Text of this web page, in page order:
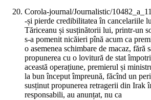
Corola-journal/Journalistic/
-și pierde credibilitatea în cancelariile
Tăriceanu și susținătorii lui, printr-un
s-a pomenit nicăieri pînă acum ca
o asemenea schimbare de macaz, fără
propunerea cu o lovitură de stat
această operațiune, premierul și
la bun început împreună, făcînd un
susținut propunerea retragerii din Irak
responsabili, au anunțat, nu ca